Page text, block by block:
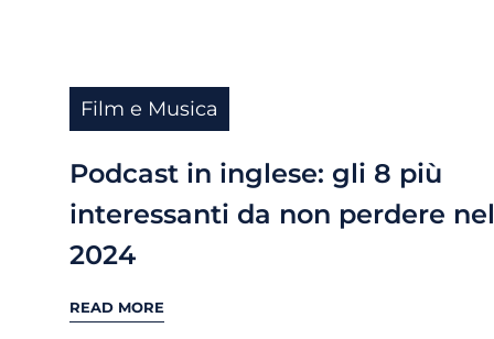
Film e Musica
Podcast in inglese: gli 8 più
interessanti da non perdere nel
2024
READ MORE